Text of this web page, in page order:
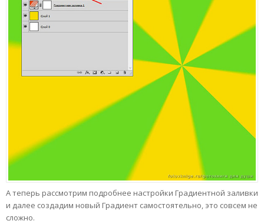
А теперь рассмотрим подробнее настройки Градиентной заливки
и далее создадим новый Градиент самостоятельно, это совсем не
сложно.